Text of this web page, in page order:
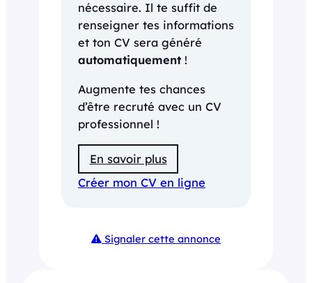
nécessaire. Il te suffit de
renseigner tes informations
et ton CV sera généré
automatiquement!
Augmente tes chances
d’être recruté avec un CV
professionnel !
En savoir plus
Créer mon CV en ligne
Signaler cette annonce